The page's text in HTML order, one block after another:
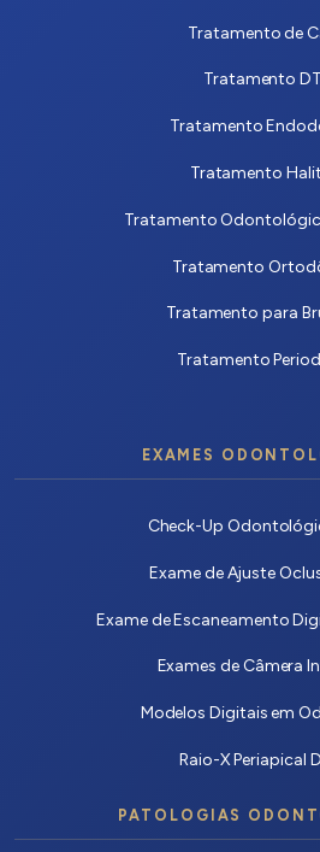
Tratamento de
Tratamento
Tratamento
Tratamento
Tratamento
Tratamento
Tratamento para
Tratamento
EXAMES
Check-Up
Exame de Ajuste
Exame de Escaneamento
Exames de Câmera
Modelos Digitais em
Raio-X Periapical
PATOLOGIAS